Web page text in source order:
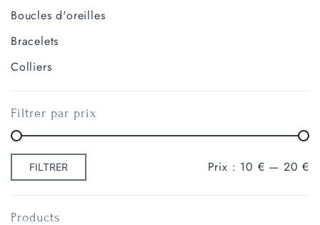
Boucles d'oreilles
Bracelets
Colliers
Filtrer par prix
Prix
PrixFILTRER Prix : 10 € — 20 €
Products